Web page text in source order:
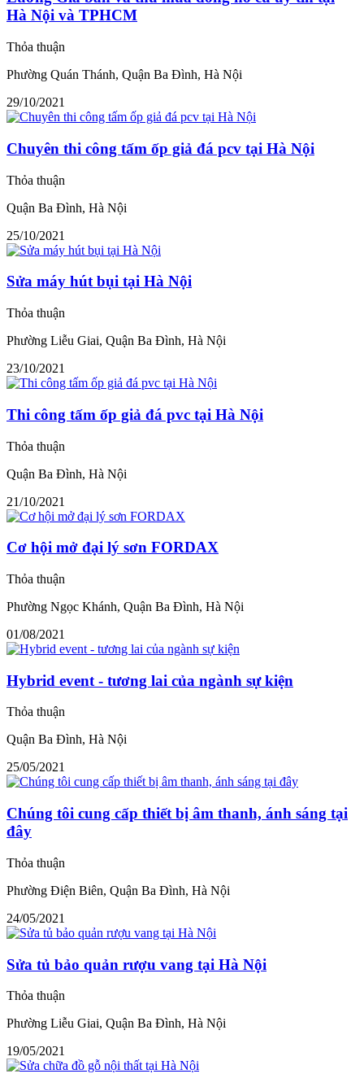
Hà Nội và TPHCM
Thỏa thuận
Phường Quán Thánh, Quận Ba Đình, Hà Nội
29/10/2021
Chuyên thi công tấm ốp giả đá pcv tại Hà Nội
Thỏa thuận
Quận Ba Đình, Hà Nội
25/10/2021
Sửa máy hút bụi tại Hà Nội
Thỏa thuận
Phường Liễu Giai, Quận Ba Đình, Hà Nội
23/10/2021
Thi công tấm ốp giả đá pvc tại Hà Nội
Thỏa thuận
Quận Ba Đình, Hà Nội
21/10/2021
Cơ hội mở đại lý sơn FORDAX
Thỏa thuận
Phường Ngọc Khánh, Quận Ba Đình, Hà Nội
01/08/2021
Hybrid event - tương lai của ngành sự kiện
Thỏa thuận
Quận Ba Đình, Hà Nội
25/05/2021
Chúng tôi cung cấp thiết bị âm thanh, ánh sáng tại
đây
Thỏa thuận
Phường Điện Biên, Quận Ba Đình, Hà Nội
24/05/2021
Sửa tủ bảo quản rượu vang tại Hà Nội
Thỏa thuận
Phường Liễu Giai, Quận Ba Đình, Hà Nội
19/05/2021